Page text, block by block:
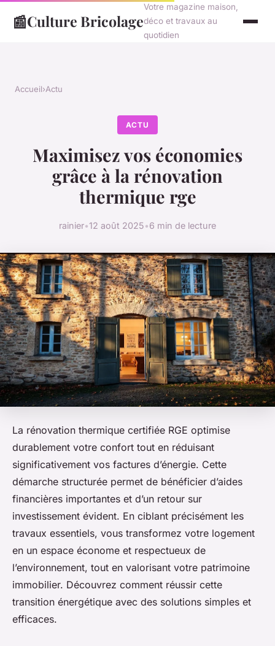
📰Culture Bricolage
Votre magazine maison,
déco et travaux au
quotidien
Accueil›Actu
ACTU
Maximisez vos économies
grâce à la rénovation
thermique rge
rainier•12 août 2025•6 min de lecture
La rénovation thermique certifiée RGE optimise
durablement votre confort tout en réduisant
significativement vos factures d’énergie. Cette
démarche structurée permet de bénéficier d’aides
financières importantes et d’un retour sur
investissement évident. En ciblant précisément les
travaux essentiels, vous transformez votre logement
en un espace économe et respectueux de
l’environnement, tout en valorisant votre patrimoine
immobilier. Découvrez comment réussir cette
transition énergétique avec des solutions simples et
efficaces.